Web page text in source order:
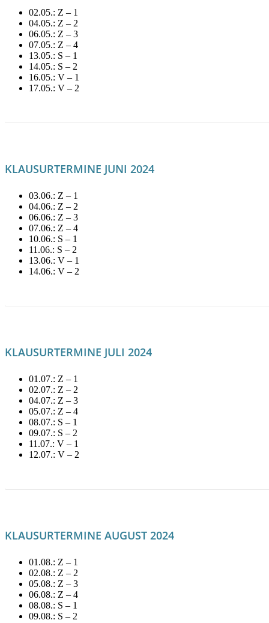
02.05.: Z – 1
04.05.: Z – 2
06.05.: Z – 3
07.05.: Z – 4
13.05.: S – 1
14.05.: S – 2
16.05.: V – 1
17.05.: V – 2
KLAUSURTERMINE JUNI 2024
03.06.: Z – 1
04.06.: Z – 2
06.06.: Z – 3
07.06.: Z – 4
10.06.: S – 1
11.06.: S – 2
13.06.: V – 1
14.06.: V – 2
KLAUSURTERMINE JULI 2024
01.07.: Z – 1
02.07.: Z – 2
04.07.: Z – 3
05.07.: Z – 4
08.07.: S – 1
09.07.: S – 2
11.07.: V – 1
12.07.: V – 2
KLAUSURTERMINE AUGUST 2024
01.08.: Z – 1
02.08.: Z – 2
05.08.: Z – 3
06.08.: Z – 4
08.08.: S – 1
09.08.: S – 2